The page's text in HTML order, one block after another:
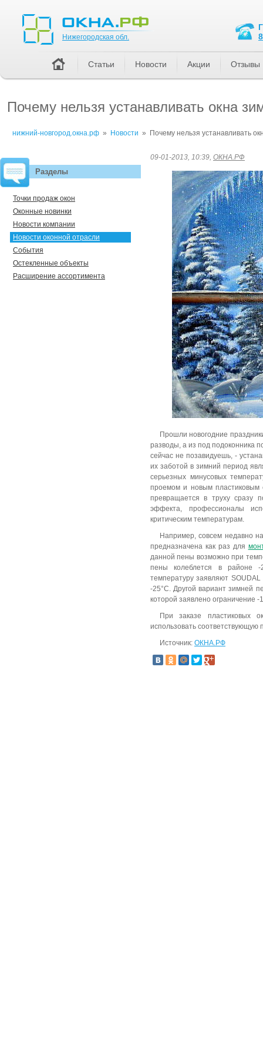
Почему нельзя устанавливать окна
нижний-новгород.окна.рф » Новости » Почему нельзя устанавливать
09-01-2013, 10:39, ОКНА.РФ
Прошли новогодние
разводы, а из под подоконника
сейчас не позавидуешь, -
их заботой в зимний период
серьезных минусовых
проемом и новым пластиковым
превращается в труху сразу
эффекта, профессионалы
критическим температурам.
Например, совсем недавно
предназначена как раз для
данной пены возможно при
пены колеблется в районе -
температуру заявляют
-25°C. Другой вариант зимней
которой заявлено ограничение -
При заказе пластиковых
использовать
Источник: ОКНА.РФ
Разделы
Точки продаж окон
Оконные новинки
Новости компании
Новости оконной отрасли
События
Остекленные объекты
Расширение ассортимента
Нижегородская обл.
Статьи Новости Акции Отзывы